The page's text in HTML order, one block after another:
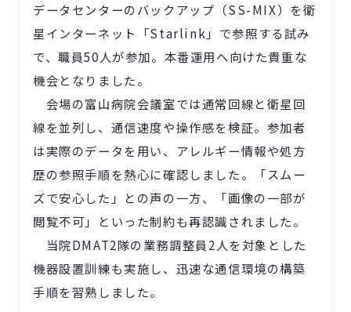
データセンターのバックアップ（SS-MIX）を衛
星インターネット「Starlink」で参照する試み
で、職員50人が参加。本番運用へ向けた貴重な
機会となりました。
会場の富山病院会議室では通常回線と衛星回
線を並列し、通信速度や操作感を検証。参加者
は実際のデータを用い、アレルギー情報や処方
歴の参照手順を熱心に確認しました。「スムー
ズで安心した」との声の一方、「画像の一部が
閲覧不可」といった制約も再認識されました。
当院DMAT2隊の業務調整員2人を対象とした
機器設置訓練も実施し、迅速な通信環境の構築
手順を習熟しました。